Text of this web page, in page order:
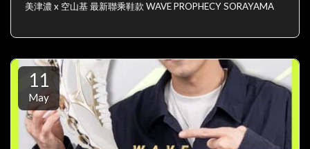
美津濃 x 空山基 最新聯乘鞋款 WAVE PROPHECY SORAYAMA
11
May